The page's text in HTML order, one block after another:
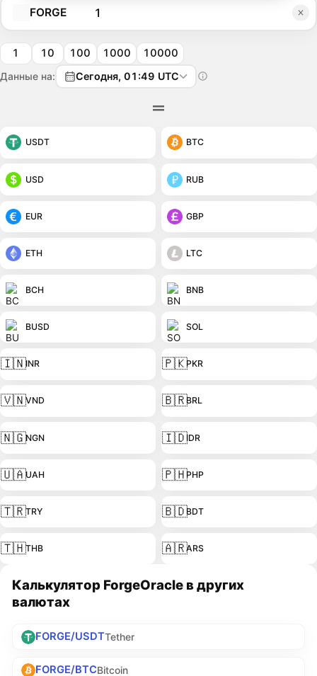
FORGE
1 10 100 1000 10000
Данные на: Сегодня, 01:49 UTC
USDT BTC
USD RUB
EUR GBP
ETH LTC
BCH BNB
BUSD SOL
🇮🇳INR 🇵🇰PKR
🇻🇳VND 🇧🇷BRL
🇳🇬NGN 🇮🇩IDR
🇺🇦UAH 🇵🇭PHP
🇹🇷TRY 🇧🇩BDT
🇹🇭THB 🇦🇷ARS
Калькулятор ForgeOracle в других
валютах
FORGE/USDTTether
FORGE/BTCBitcoin